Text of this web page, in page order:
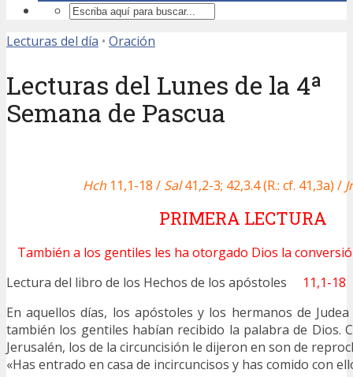
Lecturas del día • Oración
Lecturas del Lunes de la 4ª
Semana de Pascua
Hch 11,1-18 / Sal41,2-3; 42,3.4 (R.: cf. 41,3a) /
PRIMERA LECTURA
También a los gentiles les ha otorgado Dios la
Lectura del libro de los Hechos de los apóstoles 11,1-18
En aquellos días, los apóstoles y los hermanos de
también los gentiles habían recibido la palabra de Dios.
Jerusalén, los de la circuncisión le dijeron en son de
«Has entrado en casa de incircuncisos y has comido con